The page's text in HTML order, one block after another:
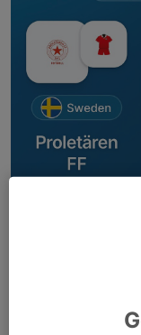
Final i Gothia Cup 2026.